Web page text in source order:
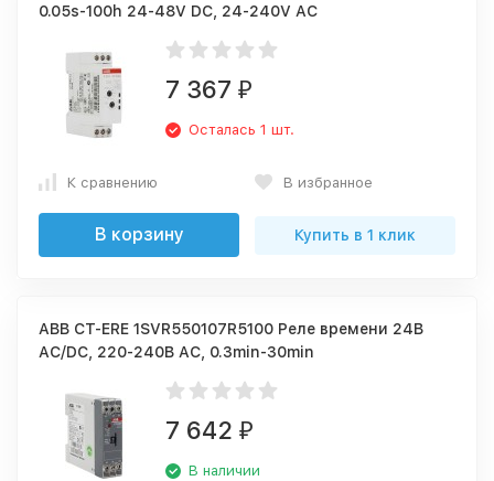
0.05s-100h 24-48V DC, 24-240V AC
7 367 ₽
Осталась 1 шт.
К сравнению В избранное
В корзину Купить в 1 клик
ABB CT-ERE 1SVR550107R5100 Реле времени 24В
AC/DC, 220-240В AC, 0.3min-30min
7 642 ₽
В наличии